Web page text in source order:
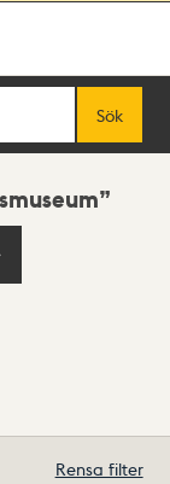
Sök
Rensa filter